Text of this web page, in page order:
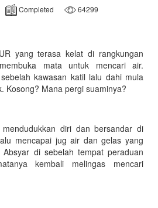
Completed 64299
yang terasa kelat di rangkungan
mata untuk mencari air.
kawasan katil lalu dahi mula
Kosong? Mana pergi suaminya?
mendudukkan diri dan bersandar di
mencapai jug air dan gelas yang
di sebelah tempat peraduan
kembali melingas mencari